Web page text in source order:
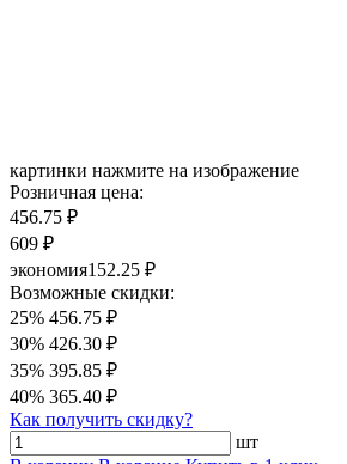
картинки нажмите на изображение
Розничная цена:
456.75 ₽
609 ₽
экономия152.25 ₽
Возможные скидки:
25% 456.75 ₽
30% 426.30 ₽
35% 395.85 ₽
40% 365.40 ₽
Как получить скидку?
шт